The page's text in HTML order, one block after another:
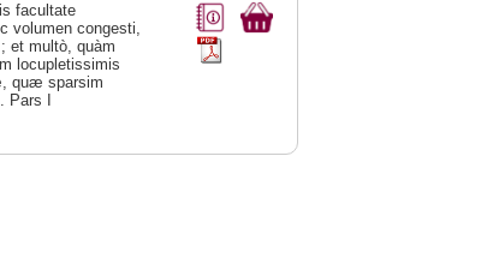
facultate
volumen congesti,
et multò, quàm
locupletissimis
quæ sparsim
I